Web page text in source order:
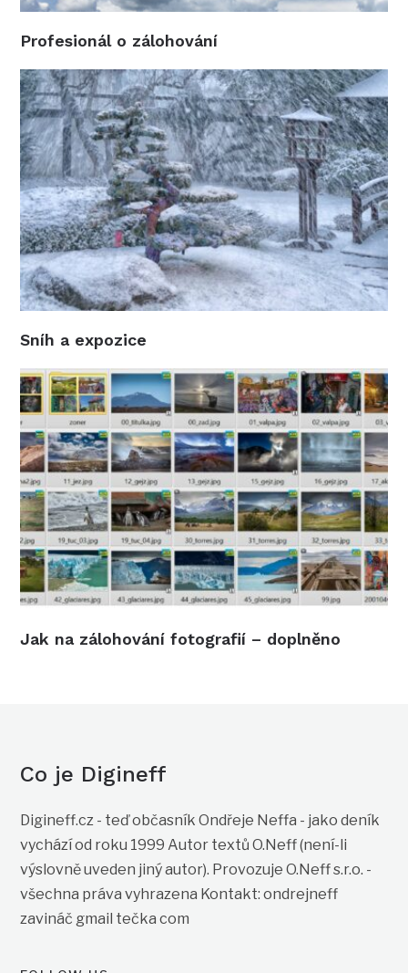
Profesionál o zálohování
Sníh a expozice
Jak na zálohování fotografií – doplněno
Co je Digineff
Digineff.cz - teď občasník Ondřeje Neffa - jako deník
vychází od roku 1999 Autor textů O.Neff (není-li
výslovně uveden jiný autor). Provozuje O.Neff s.r.o. -
všechna práva vyhrazena Kontakt: ondrejneff
zavináč gmail tečka com